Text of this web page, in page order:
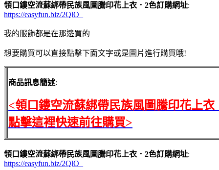
領口鏤空流蘇綁帶民族風圖騰印花上衣．2色訂購網址:
https://easyfun.biz/2QlO_
我的服飾都是在那邊買的
想要購買可以直接點擊下面文字或是圖片進行購買哦!
商品訊息簡述:
<領口鏤空流蘇綁帶民族風圖騰印花上衣
點擊這裡快速前往購買>
領口鏤空流蘇綁帶民族風圖騰印花上衣．2色訂購網址:
https://easyfun.biz/2QlO_